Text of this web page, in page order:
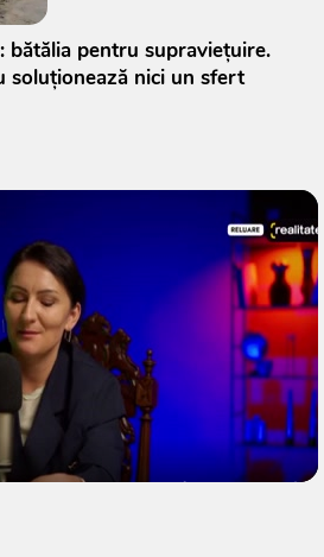
bătălia pentru supraviețuire.
soluționează nici un sfert